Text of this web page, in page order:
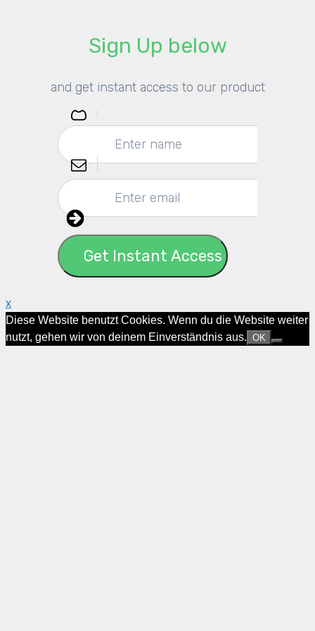
​Sign Up below
​and get instant access to our product
Get Instant Access
x
Diese Website benutzt Cookies. Wenn du die Website weiter
nutzt, gehen wir von deinem Einverständnis aus. OK